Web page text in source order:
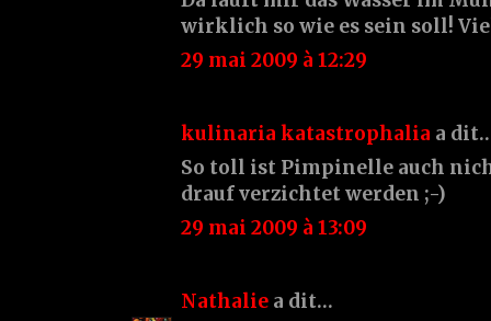
wirklich so wie es sein soll!
29 mai 2009 à 12:29
kulinaria katastrophalia a
So toll ist Pimpinelle auch
drauf verzichtet werden ;-)
29 mai 2009 à 13:09
Nathalie a dit…